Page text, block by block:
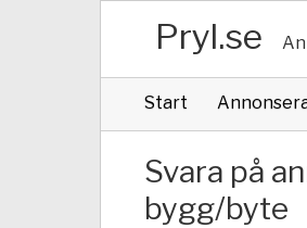
Pryl.se
Start
Svara på
bygg/byte